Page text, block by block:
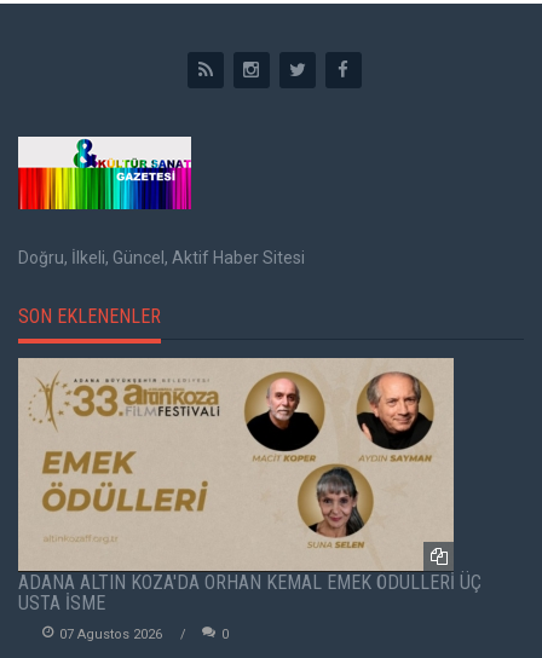
Doğru, İlkeli, Güncel, Aktif Haber Sitesi
SON EKLENENLER
ADANA ALTIN KOZA'DA ORHAN KEMAL EMEK ÖDÜLLERİ ÜÇ
USTA İSME
07 Agustos 2026 0